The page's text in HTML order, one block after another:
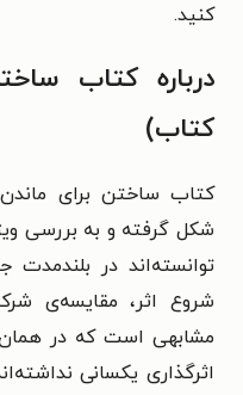
کنید.
درباره کتاب
کتاب)
کتاب ساختن برای
شکل گرفته و به بررسی
توانسته‌اند در بلندمدت
شروع اثر، مقایسه‌ی
مشابهی است که در همان
اثرگذاری یکسانی